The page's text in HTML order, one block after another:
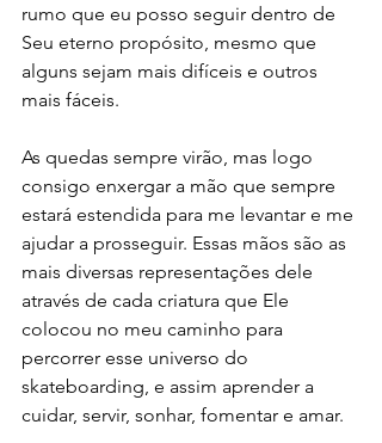
rumo que eu posso seguir dentro de
Seu eterno propósito, mesmo que
alguns sejam mais difíceis e outros
mais fáceis.
As quedas sempre virão, mas logo
consigo enxergar a mão que sempre
estará estendida para me levantar e me
ajudar a prosseguir. Essas mãos são as
mais diversas representações dele
através de cada criatura que Ele
colocou no meu caminho para
percorrer esse universo do
skateboarding, e assim aprender a
cuidar, servir, sonhar, fomentar e amar.